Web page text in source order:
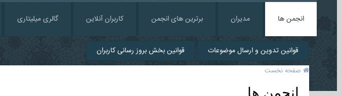
انجمن ها مدیران برترین های انجمن کاربران آنلاین گالری میلیتاری
قوانین تدوین و ارسال موضوعات قوانین بخش بروز رسانی کاربران
صفحه نخست
انجمن ها